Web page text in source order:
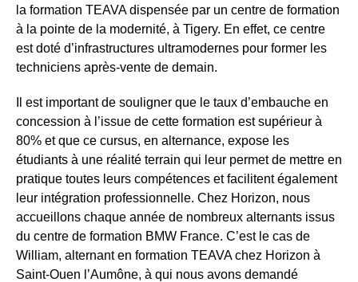
la formation TEAVA dispensée par un centre de formation
à la pointe de la modernité, à Tigery. En effet, ce centre
est doté d’infrastructures ultramodernes pour former les
techniciens après-vente de demain.
Il est important de souligner que le taux d’embauche en
concession à l’issue de cette formation est supérieur à
80% et que ce cursus, en alternance, expose les
étudiants à une réalité terrain qui leur permet de mettre en
pratique toutes leurs compétences et facilitent également
leur intégration professionnelle. Chez Horizon, nous
accueillons chaque année de nombreux alternants issus
du centre de formation BMW France. C’est le cas de
William, alternant en formation TEAVA chez Horizon à
Saint-Ouen l’Aumône, à qui nous avons demandé